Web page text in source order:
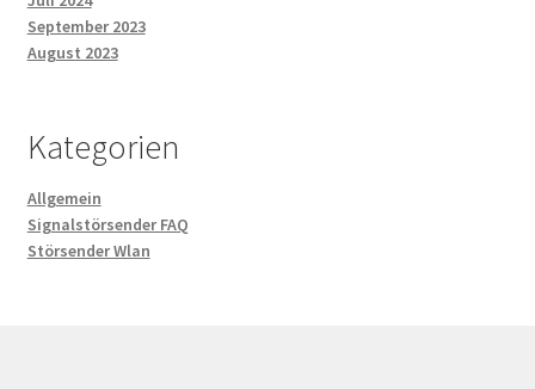
September 2023
August 2023
Kategorien
Allgemein
Signalstörsender FAQ
Störsender Wlan